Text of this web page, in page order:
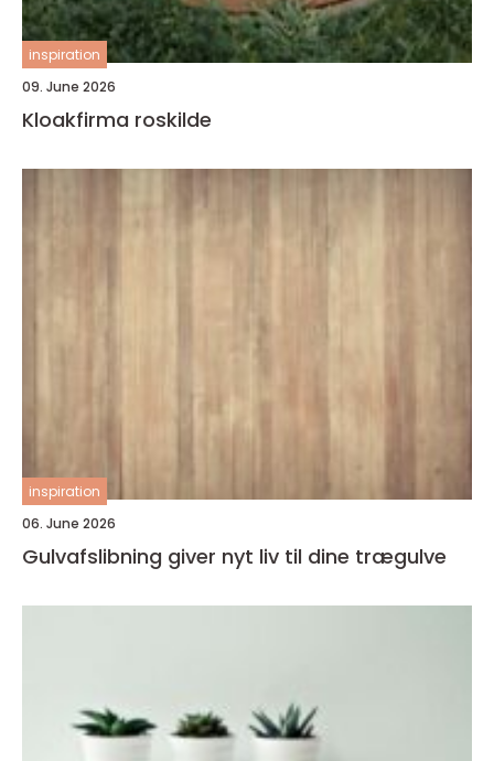
inspiration
09. June 2026
Kloakfirma roskilde
inspiration
06. June 2026
Gulvafslibning giver nyt liv til dine trægulve